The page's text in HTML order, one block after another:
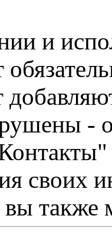
и
-
своих
также